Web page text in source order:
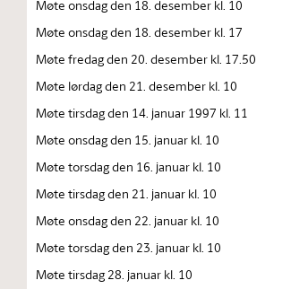
Møte onsdag den 18. desember kl. 10
Møte onsdag den 18. desember kl. 17
Møte fredag den 20. desember kl. 17.50
Møte lørdag den 21. desember kl. 10
Møte tirsdag den 14. januar 1997 kl. 11
Møte onsdag den 15. januar kl. 10
Møte torsdag den 16. januar kl. 10
Møte tirsdag den 21. januar kl. 10
Møte onsdag den 22. januar kl. 10
Møte torsdag den 23. januar kl. 10
Møte tirsdag 28. januar kl. 10